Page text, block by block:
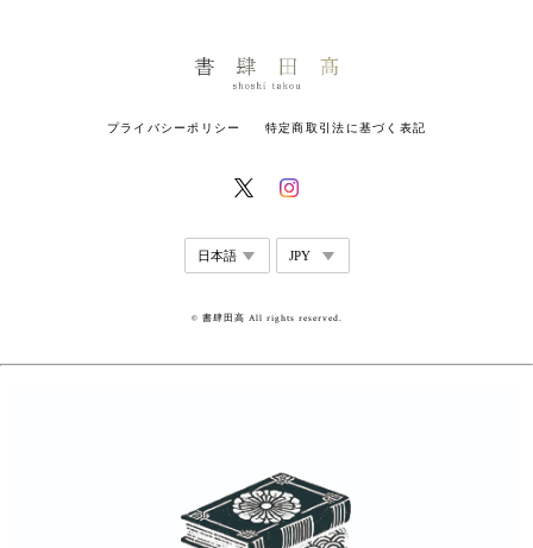
プライバシーポリシー 特定商取引法に基づく表記
© 書肆田高 All rights reserved.